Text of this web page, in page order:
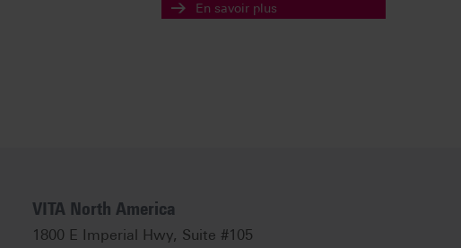
En savoir plus
VITA North America
1800 E Imperial Hwy, Suite #105